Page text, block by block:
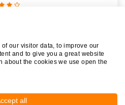
Ugur
2
our visitor data, to improve our
and to give you a great website
about the cookies we use open the
all